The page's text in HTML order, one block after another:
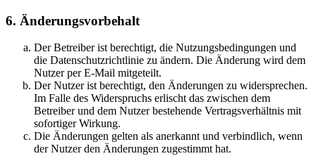
6. Änderungsvorbehalt
Der Betreiber ist berechtigt, die Nutzungsbedingungen und
die Datenschutzrichtlinie zu ändern. Die Änderung wird dem
Nutzer per E-Mail mitgeteilt.
Der Nutzer ist berechtigt, den Änderungen zu widersprechen.
Im Falle des Widerspruchs erlischt das zwischen dem
Betreiber und dem Nutzer bestehende Vertragsverhältnis mit
sofortiger Wirkung.
Die Änderungen gelten als anerkannt und verbindlich, wenn
der Nutzer den Änderungen zugestimmt hat.